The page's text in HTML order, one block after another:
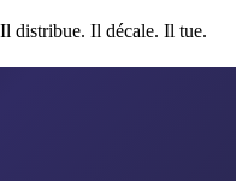
distribue. Il décale. Il tue.